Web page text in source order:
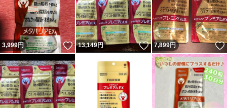
3,999円 いいね！
13,149円 いいね！
7,899円